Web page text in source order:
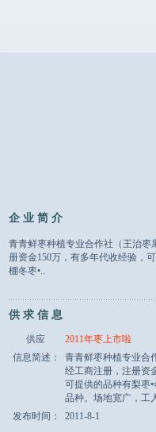
企 业 简 介
青青鲜枣种植专业合作社（王治枣
册资金150万，有多年代收经验，
棚冬枣•..
供 求 信 息
供应
2011年枣上市啦
信息简述：
青青鲜枣种植专业合
经工商注册，注册资
可提供的品种有梨枣
品种。场地宽广，工
发布时间：
2011-8-1